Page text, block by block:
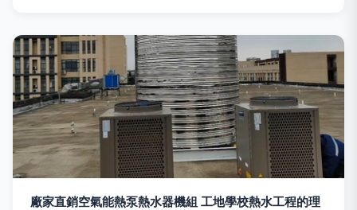
廠家直銷空氣能熱泵熱水器機組 工地學校熱水工程的理